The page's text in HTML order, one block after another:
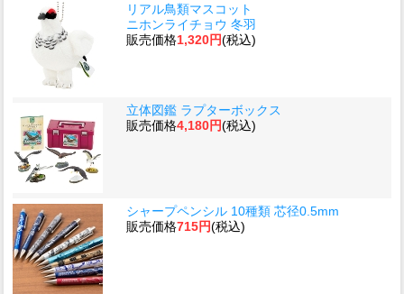
リアル鳥類マスコット
ニホンライチョウ 冬羽
販売価格1,320円(税込)
立体図鑑 ラプターボックス
販売価格4,180円(税込)
シャープペンシル 10種類 芯径0.5mm
販売価格715円(税込)